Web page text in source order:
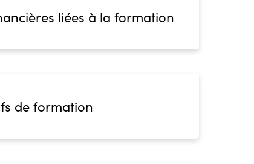
liées à la formation
de formation